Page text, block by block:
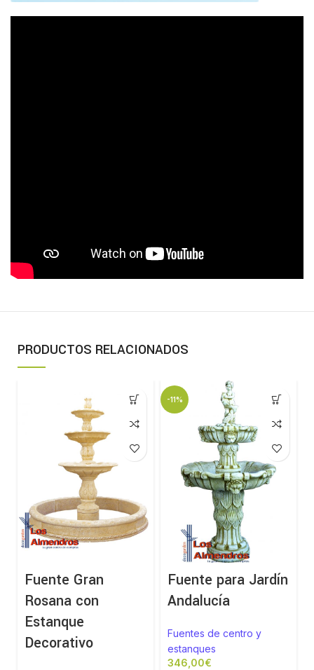
PRODUCTOS RELACIONADOS
Fuente Gran
Rosana con
Estanque
Decorativo
-11%
Fuente para Jardín
Andalucía
Fuentes de centro y
estanques
€